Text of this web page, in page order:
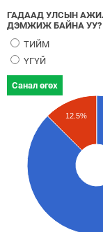
ГАДААД УЛСЫН
ДЭМЖИЖ БАЙНА УУ?
ТИЙМ
ҮГҮЙ
Санал өгөх
12.5%